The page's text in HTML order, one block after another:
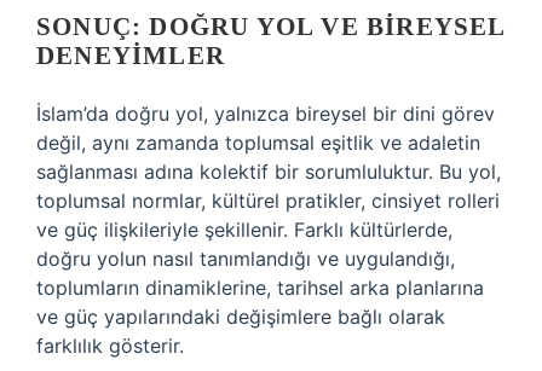
SONUÇ: DOĞRU YOL VE BIREYSEL
DENEYIMLER
İslam’da doğru yol, yalnızca bireysel bir dini görev
değil, aynı zamanda toplumsal eşitlik ve adaletin
sağlanması adına kolektif bir sorumluluktur. Bu yol,
toplumsal normlar, kültürel pratikler, cinsiyet rolleri
ve güç ilişkileriyle şekillenir. Farklı kültürlerde,
doğru yolun nasıl tanımlandığı ve uygulandığı,
toplumların dinamiklerine, tarihsel arka planlarına
ve güç yapılarındaki değişimlere bağlı olarak
farklılık gösterir.